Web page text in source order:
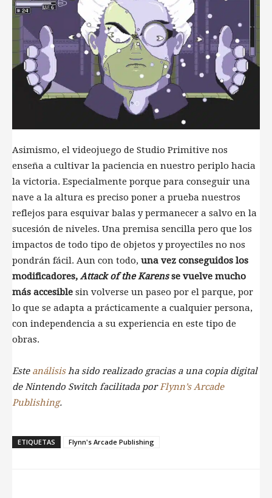
Asimismo, el videojuego de Studio Primitive nos
enseña a cultivar la paciencia en nuestro periplo hacia
la victoria. Especialmente porque para conseguir una
nave a la altura es preciso poner a prueba nuestros
reflejos para esquivar balas y permanecer a salvo en la
sucesión de niveles. Una premisa sencilla pero que los
impactos de todo tipo de objetos y proyectiles no nos
pondrán fácil. Aun con todo, una vez conseguidos los
modificadores, Attack of the Karensse vuelve mucho
más accesible sin volverse un paseo por el parque, por
lo que se adapta a prácticamente a cualquier persona,
con independencia a su experiencia en este tipo de
obras.
Este análisisha sido realizado gracias a una copia digital
de Nintendo Switch facilitada porFlynn’s Arcade
Publishing.
ETIQUETAS Flynn's Arcade Publishing